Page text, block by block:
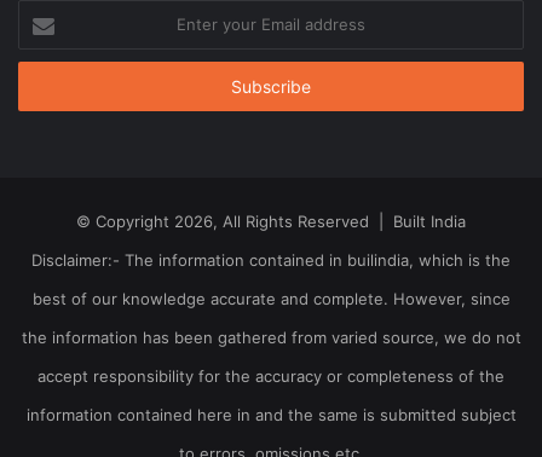
your
Email
© Copyright 2026, All Rights Reserved | Built India
Disclaimer:- The information contained in builindia, which is the
best of our knowledge accurate and complete. However, since
the information has been gathered from varied source, we do not
accept responsibility for the accuracy or completeness of the
information contained here in and the same is submitted subject
to errors, omissions etc.